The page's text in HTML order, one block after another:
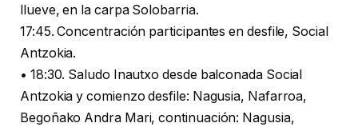
llueve, en la carpa Solobarria.
17:45. Concentración participantes en desfile, Social
Antzokia.
• 18:30. Saludo Inautxo desde balconada Social
Antzokia y comienzo desfile: Nagusia, Nafarroa,
Begoñako Andra Mari, continuación: Nagusia,